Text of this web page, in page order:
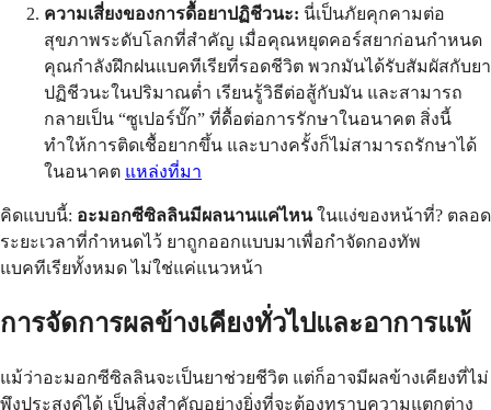
ความเสี่ยงของการดื้อยาปฏิชีวนะ: นี่เป็นภัยคุกคามต่อ
สุขภาพระดับโลกที่สำคัญ เมื่อคุณหยุดคอร์สยาก่อนกำหนด
คุณกำลังฝึกฝนแบคทีเรียที่รอดชีวิต พวกมันได้รับสัมผัสกับยา
ปฏิชีวนะในปริมาณต่ำ เรียนรู้วิธีต่อสู้กับมัน และสามารถ
กลายเป็น “ซูเปอร์บั๊ก” ที่ดื้อต่อการรักษาในอนาคต สิ่งนี้
ทำให้การติดเชื้อยากขึ้น และบางครั้งก็ไม่สามารถรักษาได้
ในอนาคต แหล่งที่มา
คิดแบบนี้: อะมอกซีซิลลินมีผลนานแค่ไหนในแง่ของหน้าที่? ตลอด
ระยะเวลาที่กำหนดไว้ ยาถูกออกแบบมาเพื่อกำจัดกองทัพ
แบคทีเรียทั้งหมด ไม่ใช่แค่แนวหน้า
การจัดการผลข้างเคียงทั่วไปและอาการแพ้
แม้ว่าอะมอกซีซิลลินจะเป็นยาช่วยชีวิต แต่ก็อาจมีผลข้างเคียงที่ไม่
พึงประสงค์ได้ เป็นสิ่งสำคัญอย่างยิ่งที่จะต้องทราบความแตกต่าง